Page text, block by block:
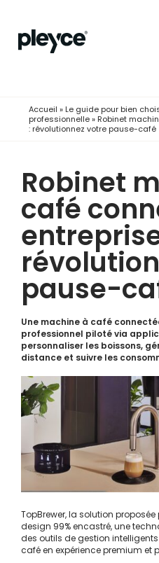
Accueil » Le guide pour bien
professionnelle» Robinet
: révolutionnez votre pause-café
Robinet
café
pause-
Une machine à café
professionnel piloté via
personnaliser les boissons,
distance et suivre les
TopBrewer, la solution
design 99% encastré, une
des outils de gestion
café en expérience premium et